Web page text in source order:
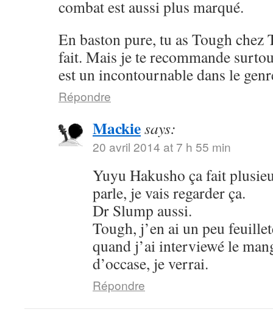
combat est aussi plus marqué.
En baston pure, tu as Tough chez
fait. Mais je te recommande
est un incontournable dans le
Répondre
Mackiesays:
20 avril 2014 at 7 h 55 min
Yuyu Hakusho ça fait
parle, je vais regarder ça.
Dr Slump aussi.
Tough, j’en ai un peu
quand j’ai interviewé le
d’occase, je verrai.
Répondre